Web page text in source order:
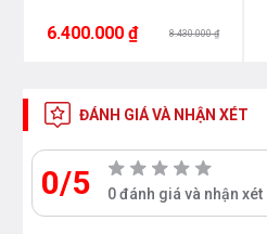
6.400.000 ₫ 8.430.000 ₫
ĐÁNH GIÁ VÀ NHẬN XÉT
0/5 0 đánh giá và nhận xét